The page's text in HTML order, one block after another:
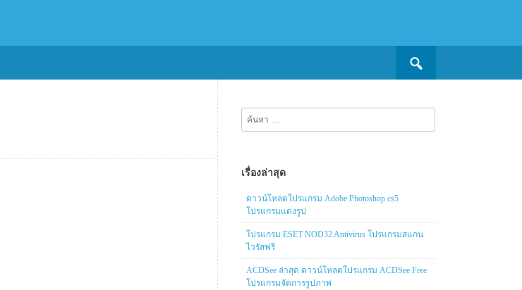
ค้นหา
เรื่องล่าสุด
ดาวน์โหลดโปรแกรม Adobe Photoshop cs5
โปรแกรมแต่งรูป
โปรแกรม ESET NOD32 Antivirus โปรแกรมสแกน
ไวรัสฟรี
ACDSee ล่าสุด ดาวน์โหลดโปรแกรม ACDSee Free
โปรแกรมจัดการรูปภาพ